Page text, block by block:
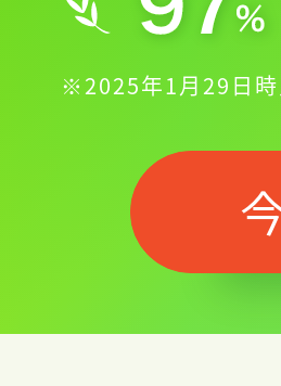
※2025年1月29日時